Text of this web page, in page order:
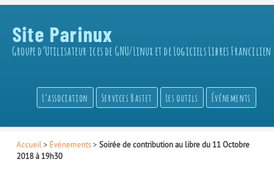
Site Parinux
Groupe d’Utilisateur·ices de GNU/Linux et de Logiciels Libres Francilien
L’association Services Bastet Les outils Événements
Accueil > Événements> Soirée de contribution au libre du 11 Octobre
2018 à 19h30